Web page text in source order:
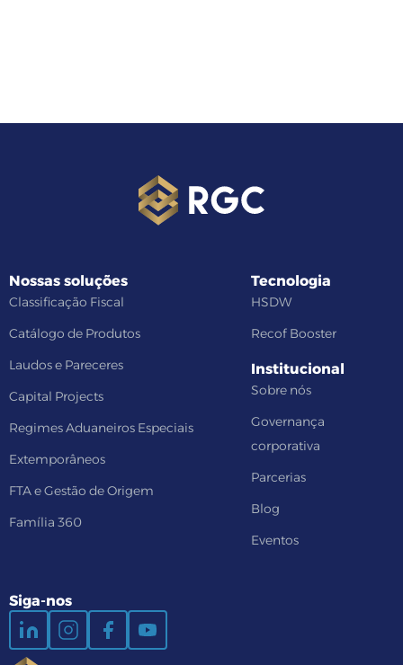
Nossas soluções
Classificação Fiscal
Catálogo de Produtos
Laudos e Pareceres
Capital Projects
Regimes Aduaneiros Especiais
Extemporâneos
FTA e Gestão de Origem
Família 360
Tecnologia
HSDW
Recof Booster
Institucional
Sobre nós
Governança
corporativa
Parcerias
Blog
Eventos
Siga-nos